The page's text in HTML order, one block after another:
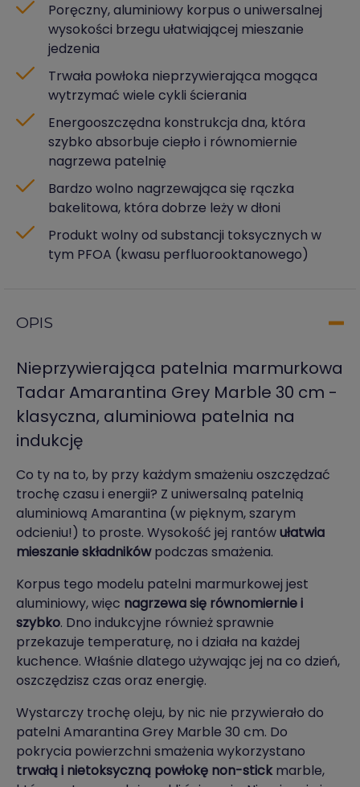
Poręczny, aluminiowy korpus o uniwersalnej
wysokości brzegu ułatwiającej mieszanie
jedzenia
Trwała powłoka nieprzywierająca mogąca
wytrzymać wiele cykli ścierania
Energooszczędna konstrukcja dna, która
szybko absorbuje ciepło i równomiernie
nagrzewa patelnię
Bardzo wolno nagrzewająca się rączka
bakelitowa, która dobrze leży w dłoni
Produkt wolny od substancji toksycznych w
tym PFOA (kwasu perfluorooktanowego)
OPIS
Nieprzywierająca patelnia marmurkowa
Tadar Amarantina Grey Marble 30 cm -
klasyczna, aluminiowa patelnia na
indukcję
Co ty na to, by przy każdym smażeniu oszczędzać
trochę czasu i energii? Z uniwersalną patelnią
aluminiową Amarantina (w pięknym, szarym
odcieniu!) to proste. Wysokość jej rantówułatwia
mieszanie składnikówpodczas smażenia.
Korpus tego modelu patelni marmurkowej jest
aluminiowy, więc nagrzewa się równomiernie i
szybko. Dno indukcyjne również sprawnie
przekazuje temperaturę, no i działa na każdej
kuchence. Właśnie dlatego używając jej na co dzień,
oszczędzisz czas oraz energię.
Wystarczy trochę oleju, by nic nie przywierało do
patelni Amarantina Grey Marble 30 cm. Do
pokrycia powierzchni smażenia wykorzystano
trwałą i nietoksyczną powłokę non-stickmarble,